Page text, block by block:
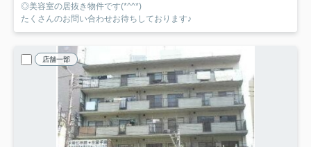
◎美容室の居抜き物件です(*^^*)
たくさんのお問い合わせお待ちしております♪
店舗一部